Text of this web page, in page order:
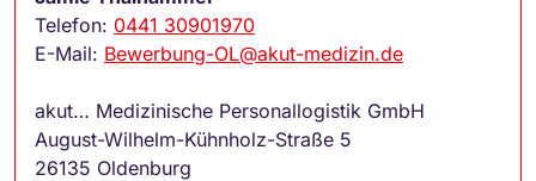
Telefon: 0441 30901970
E-Mail: Bewerbung-OL@akut-medizin.de
akut… Medizinische Personallogistik GmbH
August-Wilhelm-Kühnholz-Straße 5
26135 Oldenburg